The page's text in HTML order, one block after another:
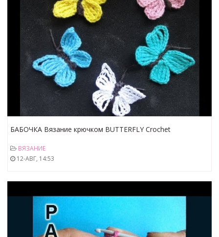
БАБОЧКА Вязание крючком BUTTERFLY Crochet
ВЯЗАНИЕ
12-АВГ, 14:53